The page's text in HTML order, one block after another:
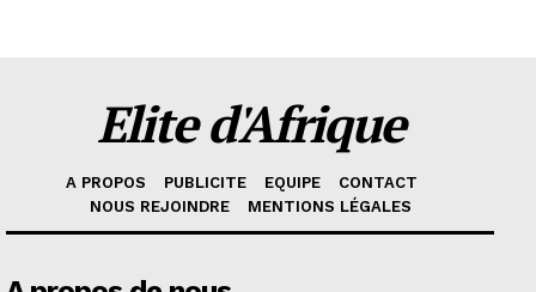
Elite d'Afrique
A PROPOS PUBLICITE EQUIPE
CONTACT
NOUS REJOINDRE
MENTIONS LÉGALES